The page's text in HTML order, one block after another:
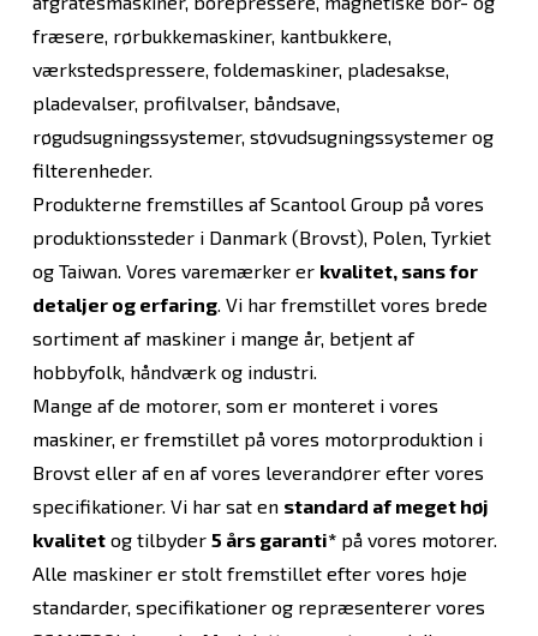
fræsere, rørbukkemaskiner, kantbukkere,
værkstedspressere, foldemaskiner, pladesakse,
pladevalser, profilvalser, båndsave,
røgudsugningssystemer, støvudsugningssystemer og
filterenheder.
Produkterne fremstilles af Scantool Group på vores
produktionssteder i Danmark (Brovst), Polen, Tyrkiet
og Taiwan. Vores varemærker er kvalitet, sans for
detaljer og erfaring. Vi har fremstillet vores brede
sortiment af maskiner i mange år, betjent af
hobbyfolk, håndværk og industri.
Mange af de motorer, som er monteret i vores
maskiner, er fremstillet på vores motorproduktion i
Brovst eller af en af vores leverandører efter vores
specifikationer. Vi har sat en standard af meget høj
kvalitetog tilbyder 5 års garanti*på vores motorer.
Alle maskiner er stolt fremstillet efter vores høje
standarder, specifikationer og repræsenterer vores